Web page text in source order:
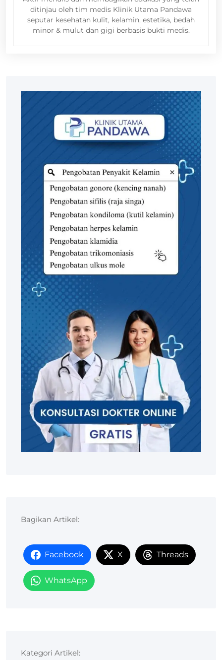
ditinjau oleh tim medis Klinik Utama Pandawa
seputar kesehatan kulit, kelamin, estetika, bedah
minor & mulut dan gigi berbasis bukti medis.
Bagikan Artikel:
Facebook X Threads
WhatsApp
Kategori Artikel: